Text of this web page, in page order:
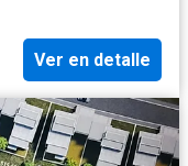
Ver en detalle